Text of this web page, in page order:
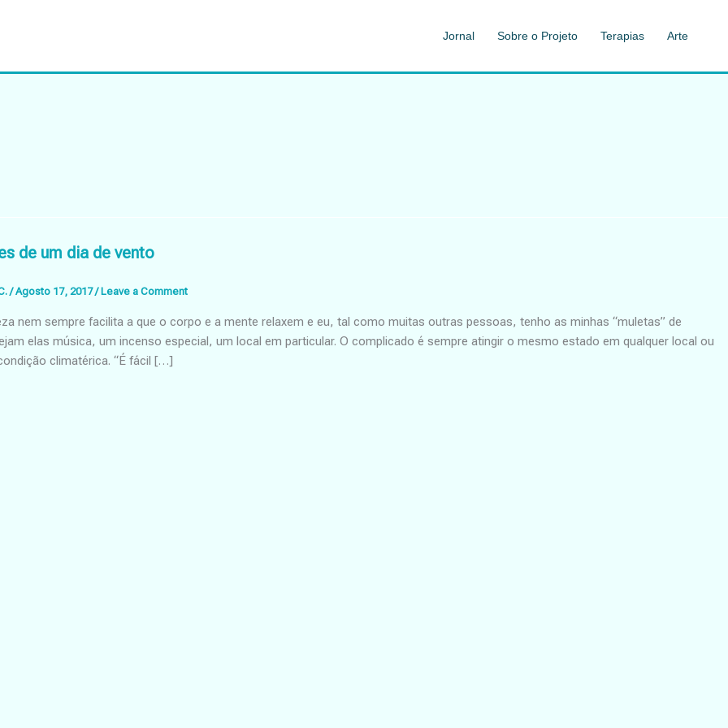
Jornal Sobre o Projeto Terapias Arte
de um dia de vento
/Agosto 17, 2017/ Leave a Comment
nem sempre facilita a que o corpo e a mente relaxem e eu, tal como muitas outras pessoas, tenho as minhas “muletas” de
elas música, um incenso especial, um local em particular. O complicado é sempre atingir o mesmo estado em qualquer local ou
climatérica. “É fácil […]